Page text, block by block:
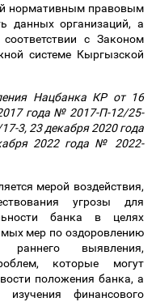
нормативным правовым
данных организаций, а
с Законом
системе Кыргызской
Нацбанка КР от 16
года № 2017-П-12/25-
3, 23 декабря 2020 года
2022 года № 2022-
мерой воздействия,
угрозы для
банка в целях
мер по оздоровлению
раннего выявления,
которые могут
положения банка, а
финансового